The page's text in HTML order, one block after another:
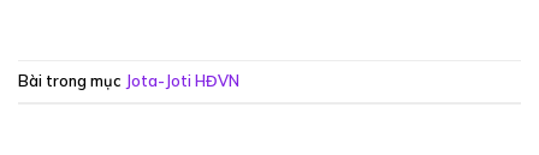
Bài trong mục Jota-Joti HĐVN